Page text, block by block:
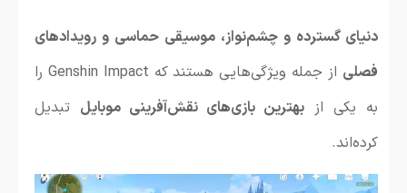
دنیای گسترده و چشم‌نواز، موسیقی حماسی و رویدادهای
فصلی
از جمله ویژگی‌هایی هستند که Genshin Impact را
به یکی از بهترین بازی‌های نقش‌آفرینی موبایل تبدیل
کرده‌اند.